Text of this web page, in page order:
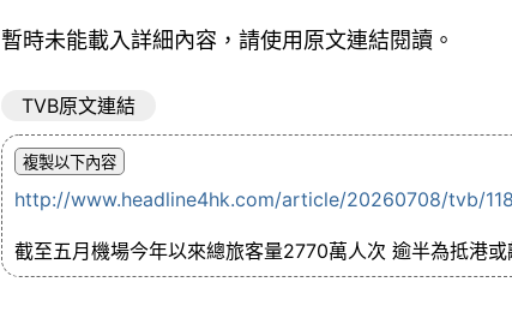
暫時未能載入詳細內容，請使用原文連結閱讀。
TVB原文連結
http://www.headline4hk.com/article/20260708/tvb/
截至五月機場今年以來總旅客量2770萬人次 逾半為抵港